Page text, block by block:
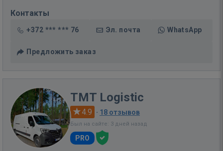
Контакты
+372 *** *** 76 Эл. почта WhatsApp
Предложить заказ
TMT Logistic
4.9 · 18 отзывов
Был на сайте: 3 дней назад
PRO